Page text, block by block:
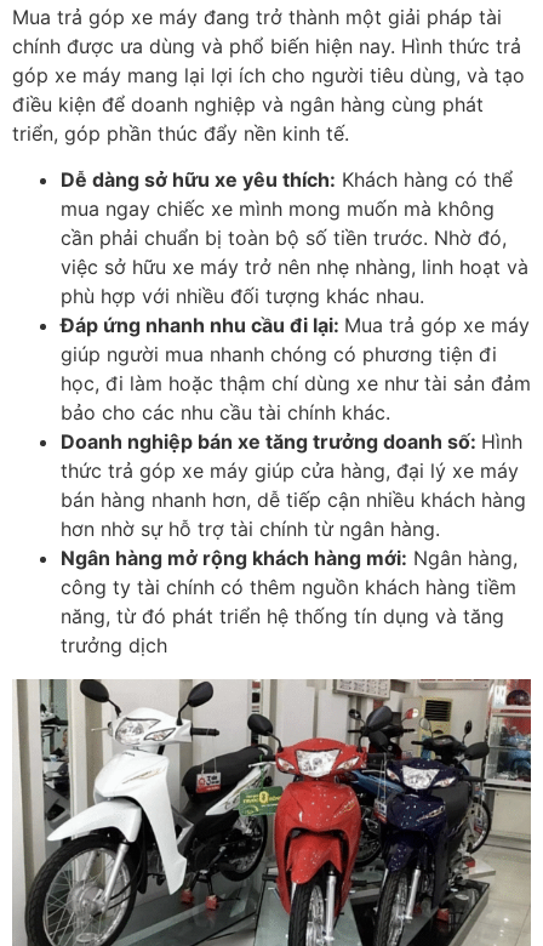
Mua trả góp xe máy đang trở thành một giải pháp tài
chính được ưa dùng và phổ biến hiện nay. Hình thức trả
góp xe máy mang lại lợi ích cho người tiêu dùng, và tạo
điều kiện để doanh nghiệp và ngân hàng cùng phát
triển, góp phần thúc đẩy nền kinh tế.
Dễ dàng sở hữu xe yêu thích: Khách hàng có thể
mua ngay chiếc xe mình mong muốn mà không
cần phải chuẩn bị toàn bộ số tiền trước. Nhờ đó,
việc sở hữu xe máy trở nên nhẹ nhàng, linh hoạt và
phù hợp với nhiều đối tượng khác nhau.
Đáp ứng nhanh nhu cầu đi lại: Mua trả góp xe máy
giúp người mua nhanh chóng có phương tiện đi
học, đi làm hoặc thậm chí dùng xe như tài sản đảm
bảo cho các nhu cầu tài chính khác.
Doanh nghiệp bán xe tăng trưởng doanh số: Hình
thức trả góp xe máy giúp cửa hàng, đại lý xe máy
bán hàng nhanh hơn, dễ tiếp cận nhiều khách hàng
hơn nhờ sự hỗ trợ tài chính từ ngân hàng.
Ngân hàng mở rộng khách hàng mới: Ngân hàng,
công ty tài chính có thêm nguồn khách hàng tiềm
năng, từ đó phát triển hệ thống tín dụng và tăng
trưởng dịch